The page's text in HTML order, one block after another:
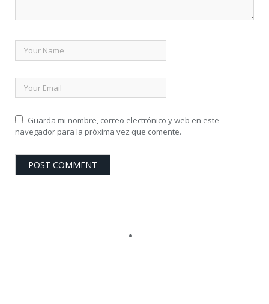
Guarda mi nombre, correo electrónico y web en este
navegador para la próxima vez que comente.